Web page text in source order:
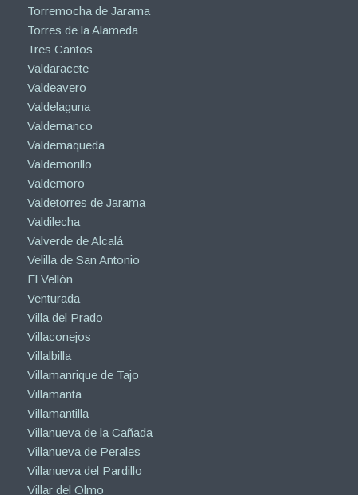
Torremocha de Jarama
Torres de la Alameda
Tres Cantos
Valdaracete
Valdeavero
Valdelaguna
Valdemanco
Valdemaqueda
Valdemorillo
Valdemoro
Valdetorres de Jarama
Valdilecha
Valverde de Alcalá
Velilla de San Antonio
El Vellón
Venturada
Villa del Prado
Villaconejos
Villalbilla
Villamanrique de Tajo
Villamanta
Villamantilla
Villanueva de la Cañada
Villanueva de Perales
Villanueva del Pardillo
Villar del Olmo